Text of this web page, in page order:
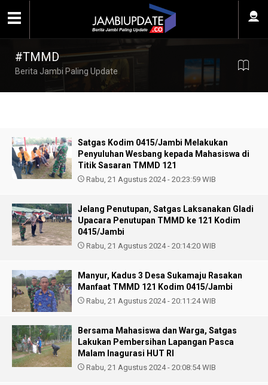
#TMMD
Berita Jambi Paling Update
Satgas Kodim 0415/Jambi Melakukan
Penyuluhan Wesbang kepada Mahasiswa di
Titik Sasaran TMMD 121
Rabu, 21 Agustus 2024 - 20:23:59 WIB
Jelang Penutupan, Satgas Laksanakan Gladi
Upacara Penutupan TMMD ke 121 Kodim
0415/Jambi
Rabu, 21 Agustus 2024 - 20:14:20 WIB
Manyur, Kadus 3 Desa Sukamaju Rasakan
Manfaat TMMD 121 Kodim 0415/Jambi
Rabu, 21 Agustus 2024 - 20:11:24 WIB
Bersama Mahasiswa dan Warga, Satgas
Lakukan Pembersihan Lapangan Pasca
Malam Inagurasi HUT RI
Rabu, 21 Agustus 2024 - 20:08:54 WIB